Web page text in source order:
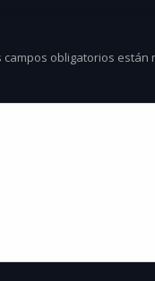
campos obligatorios están